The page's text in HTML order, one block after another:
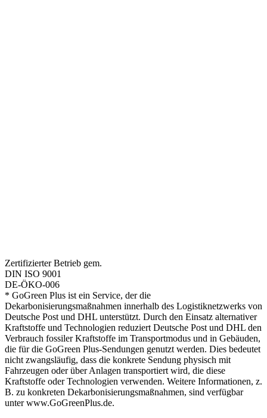
Zertifizierter Betrieb gem.
DIN ISO 9001
DE-ÖKO-006
* GoGreen Plus ist ein Service, der die
Dekarbonisierungsmaßnahmen innerhalb des Logistiknetzwerks von
Deutsche Post und DHL unterstützt. Durch den Einsatz alternativer
Kraftstoffe und Technologien reduziert Deutsche Post und DHL den
Verbrauch fossiler Kraftstoffe im Transportmodus und in Gebäuden,
die für die GoGreen Plus-Sendungen genutzt werden. Dies bedeutet
nicht zwangsläufig, dass die konkrete Sendung physisch mit
Fahrzeugen oder über Anlagen transportiert wird, die diese
Kraftstoffe oder Technologien verwenden. Weitere Informationen, z.
B. zu konkreten Dekarbonisierungsmaßnahmen, sind verfügbar
unter www.GoGreenPlus.de.